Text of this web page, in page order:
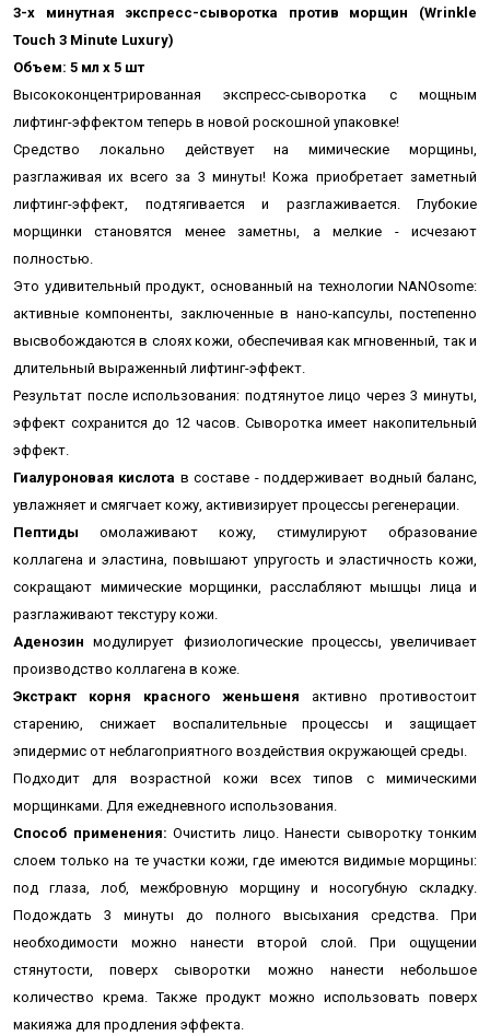
3-х минутная экспресс-сыворотка против морщин (Wrinkle
Touch 3 Minute Luxury)
Объем: 5 мл х 5 шт
Высококонцентрированная экспресс-сыворотка с мощным
лифтинг-эффектом теперь в новой роскошной упаковке!
Средство локально действует на мимические морщины,
разглаживая их всего за 3 минуты! Кожа приобретает заметный
лифтинг-эффект, подтягивается и разглаживается. Глубокие
морщинки становятся менее заметны, а мелкие - исчезают
полностью.
Это удивительный продукт, основанный на технологии NANOsome:
активные компоненты, заключенные в нано-капсулы, постепенно
высвобождаются в слоях кожи, обеспечивая как мгновенный, так и
длительный выраженный лифтинг-эффект.
Результат после использования: подтянутое лицо через 3 минуты,
эффект сохранится до 12 часов. Сыворотка имеет накопительный
эффект.
Гиалуроновая кислота в составе - поддерживает водный баланс,
увлажняет и смягчает кожу, активизирует процессы регенерации.
Пептиды омолаживают кожу, стимулируют образование
коллагена и эластина, повышают упругость и эластичность кожи,
сокращают мимические морщинки, расслабляют мышцы лица и
разглаживают текстуру кожи.
Аденозин модулирует физиологические процессы, увеличивает
производство коллагена в коже.
Экстракт корня красного женьшеня
активно противостоит
старению, снижает воспалительные процессы и защищает
эпидермис от неблагоприятного воздействия окружающей среды.
Подходит для возрастной кожи всех типов с мимическими
морщинками. Для ежедневного использования.
Способ применения: Очистить лицо. Нанести сыворотку тонким
слоем только на те участки кожи, где имеются видимые морщины:
под глаза, лоб, межбровную морщину и носогубную складку.
Подождать 3 минуты до полного высыхания средства. При
необходимости можно нанести второй слой. При ощущении
стянутости, поверх сыворотки можно нанести небольшое
количество крема. Также продукт можно использовать поверх
макияжа для продления эффекта.